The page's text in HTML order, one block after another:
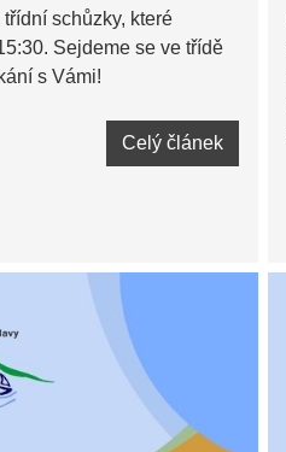
schůzky, které
Sejdeme se ve třídě
s Vámi!
Celý článek